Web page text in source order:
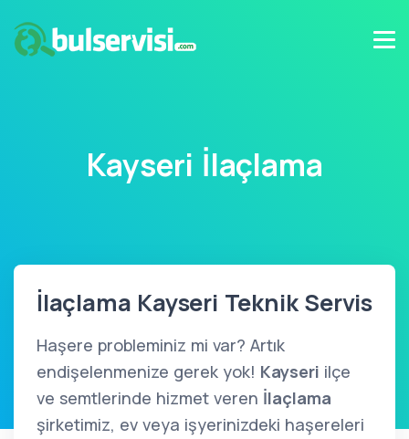
Kayseri İlaçlama
İlaçlama Kayseri Teknik Servis
Haşere probleminiz mi var? Artık
endişelenmenize gerek yok! Kayseri ilçe
ve semtlerinde hizmet veren İlaçlama
şirketimiz, ev veya işyerinizdeki haşereleri